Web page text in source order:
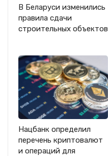
В Беларуси изменились
правила сдачи
строительных объектов
Нацбанк определил
перечень криптовалют
и операций для